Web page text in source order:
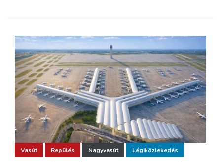
Vasút Repülés Nagyvasút Légiközlekedés